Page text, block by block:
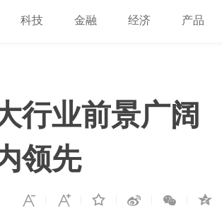
科技 金融 经济 产品
行业前景广阔
领先